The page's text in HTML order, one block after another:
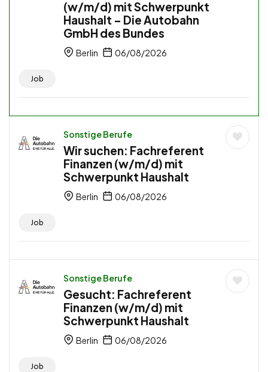
(w/m/d) mit Schwerpunkt
Haushalt – Die Autobahn
GmbH des Bundes
Berlin 06/08/2026
Job
Sonstige Berufe
Wir suchen: Fachreferent
Finanzen (w/m/d) mit
Schwerpunkt Haushalt
Berlin 06/08/2026
Job
Sonstige Berufe
Gesucht: Fachreferent
Finanzen (w/m/d) mit
Schwerpunkt Haushalt
Berlin 06/08/2026
Job